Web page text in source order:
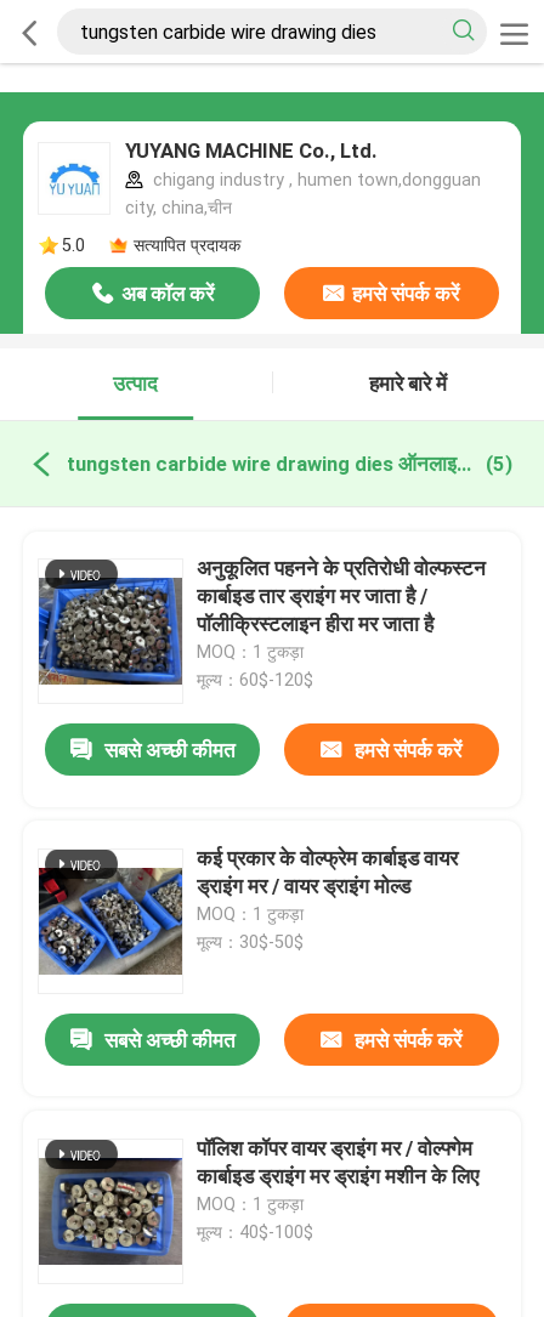
YUYANG MACHINE Co., Ltd.
chigang industry , humen town,dongguan
city, china,चीन
5.0
सत्यापित प्रदायक
अब कॉल करें हमसे संपर्क करें
उत्पाद हमारे बारे में
tungsten carbide wire drawing dies ऑनलाइन निर्माण (5)
अनुकूलित पहनने के प्रतिरोधी वोल्फस्टन
कार्बाइड तार ड्राइंग मर जाता है /
पॉलीक्रिस्टलाइन हीरा मर जाता है
MOQ：1 टुकड़ा
मूल्य：60$-120$
सबसे अच्छी कीमत हमसे संपर्क करें
कई प्रकार के वोल्फ्रेम कार्बाइड वायर
ड्राइंग मर / वायर ड्राइंग मोल्ड
MOQ：1 टुकड़ा
मूल्य：30$-50$
सबसे अच्छी कीमत हमसे संपर्क करें
पॉलिश कॉपर वायर ड्राइंग मर / वोल्फ्गेम
कार्बाइड ड्राइंग मर ड्राइंग मशीन के लिए
MOQ：1 टुकड़ा
मूल्य：40$-100$